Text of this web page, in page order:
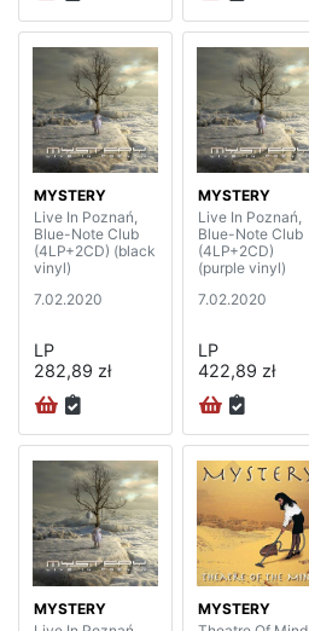
MYSTERY
Live In Poznań,
Blue-Note Club
(4LP+2CD) (black
vinyl)
7.02.2020
LP
282,89 zł
MYSTERY
Live In Poznań,
Blue-Note Club
(4LP+2CD)
(purple vinyl)
7.02.2020
LP
422,89 zł
MYSTERY
MYSTERY